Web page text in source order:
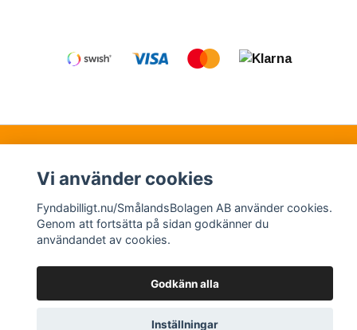
© Copyright 2026 Fyndabilligt.nu/SmålandsBolagen
AB
Vi använder cookies
Fyndabilligt.nu/SmålandsBolagen AB använder cookies.
Genom att fortsätta på sidan godkänner du
användandet av cookies.
Godkänn alla
Inställningar